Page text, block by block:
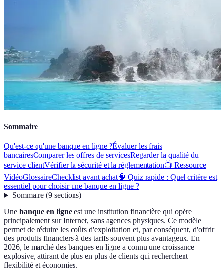
Sommaire
Qu'est-ce qu'une banque en ligne ?Évaluer les frais
bancairesComparer les offres de servicesRegarder la qualité du
service clientVérifier la sécurité et la réglementation📺 Ressource
VidéoGlossaireChecklist avant achat🧠 Quiz rapide : Quel critère est
essentiel pour choisir une banque en ligne ?
Sommaire(9 sections)
Une banque en ligne est une institution financière qui opère
principalement sur Internet, sans agences physiques. Ce modèle
permet de réduire les coûts d'exploitation et, par conséquent, d'offrir
des produits financiers à des tarifs souvent plus avantageux. En
2026, le marché des banques en ligne a connu une croissance
explosive, attirant de plus en plus de clients qui recherchent
flexibilité et économies.